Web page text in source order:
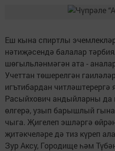
Еш кына спиртлы
нәтиҗәсендә балалар
шөгыльләнмәгән ата -
Учеттан төшерелгән
игътибардан
Расыйхович андыйларны да
өлгерә, узып барышлый
чыга. Җигелеп эшләргә
җитәкчеләре дә тиз күреп
Зур Аксу, Городище һәм